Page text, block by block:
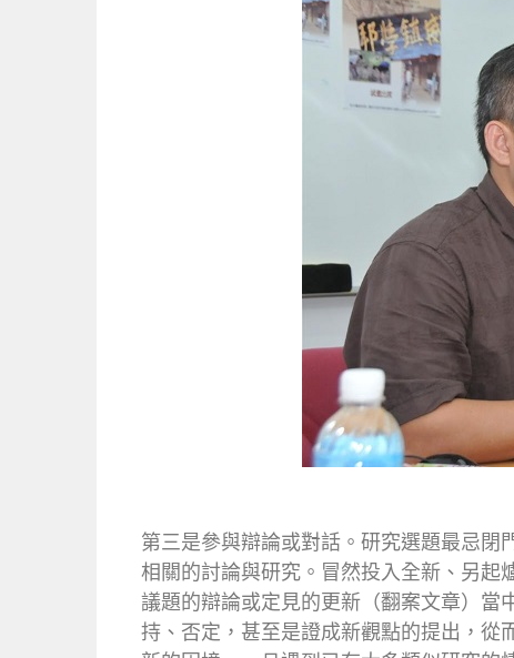
第三是參與辯論或對話。研究選題最忌閉
相關的討論與研究。冒然投入全新、另起
議題的辯論或定見的更新（翻案文章）當
持、否定，甚至是證成新觀點的提出，從